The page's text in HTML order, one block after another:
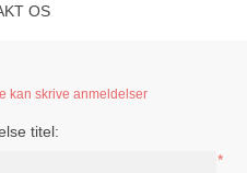
OS
kan skrive anmeldelser
titel:
*